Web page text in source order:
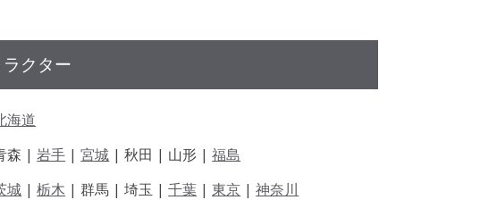
クター
海道
森 |岩手 |宮城 | 秋田 | 山形 |福島
城 |栃木 | 群馬 | 埼玉 |千葉 |東京 |神奈川